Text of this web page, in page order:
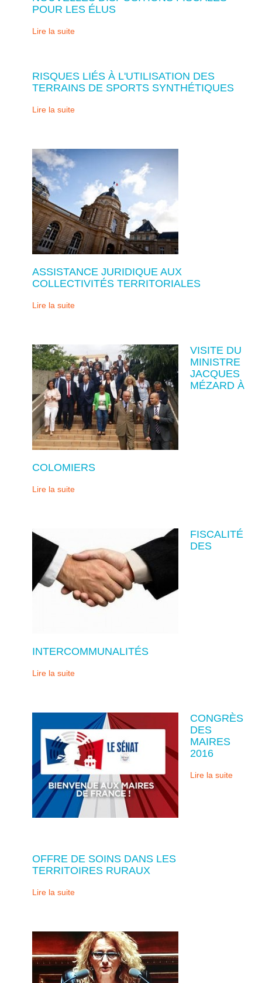
POUR LES ÉLUS
Lire la suite
RISQUES LIÉS À L'UTILISATION DES
TERRAINS DE SPORTS SYNTHÉTIQUES
Lire la suite
ASSISTANCE JURIDIQUE AUX
COLLECTIVITÉS TERRITORIALES
Lire la suite
VISITE DU
MINISTRE
JACQUES
MÉZARD À
COLOMIERS
Lire la suite
FISCALITÉ
DES
INTERCOMMUNALITÉS
Lire la suite
CONGRÈS
DES
MAIRES
2016
Lire la suite
OFFRE DE SOINS DANS LES
TERRITOIRES RURAUX
Lire la suite